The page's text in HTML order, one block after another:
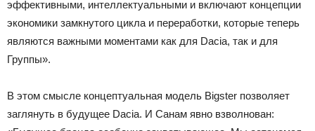
эффективными, интеллектуальными и включают концепции
экономики замкнутого цикла и переработки, которые теперь
являются важными моментами как для Dacia, так и для
Группы».
В этом смысле концептуальная модель Bigster позволяет
заглянуть в будущее Dacia. И Санам явно взволнован: